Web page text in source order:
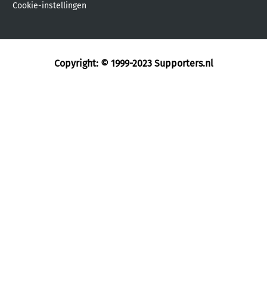
Cookie-instellingen
Copyright: © 1999-2023 Supporters.nl